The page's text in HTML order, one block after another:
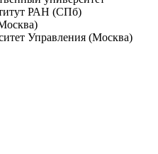
РАН (СПб)
Управления (Москва)